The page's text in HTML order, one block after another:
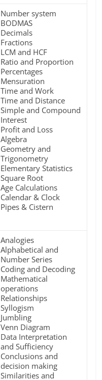
Number system
BODMAS
Decimals
Fractions
LCM and HCF
Ratio and Proportion
Percentages
Mensuration
Time and Work
Time and Distance
Simple and Compound
Interest
Profit and Loss
Algebra
Geometry and
Trigonometry
Elementary Statistics
Square Root
Age Calculations
Calendar & Clock
Pipes & Cistern
Analogies
Alphabetical and
Number Series
Coding and Decoding
Mathematical
operations
Relationships
Syllogism
Jumbling
Venn Diagram
Data Interpretation
and Sufficiency
Conclusions and
decision making
Similarities and